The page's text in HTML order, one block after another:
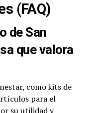
(FAQ)
de San
que valora
como kits de
para el
su utilidad y